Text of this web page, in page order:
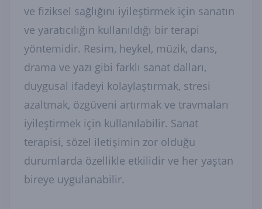
ve fiziksel sağlığını iyileştirmek için sanatın
ve yaratıcılığın kullanıldığı bir terapi
yöntemidir. Resim, heykel, müzik, dans,
drama ve yazı gibi farklı sanat dalları,
duygusal ifadeyi kolaylaştırmak, stresi
azaltmak, özgüveni artırmak ve travmaları
iyileştirmek için kullanılabilir. Sanat
terapisi, sözel iletişimin zor olduğu
durumlarda özellikle etkilidir ve her yaştan
bireye uygulanabilir.